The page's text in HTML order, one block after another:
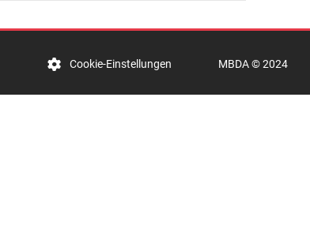
Cookie-Einstellungen MBDA © 2024